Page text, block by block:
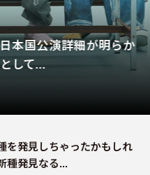
ー開催を発表—第1章の
国5都...
を発見しちゃったかもしれ
種発見なる...